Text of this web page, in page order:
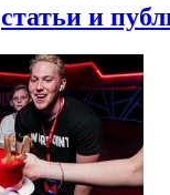
статьи и